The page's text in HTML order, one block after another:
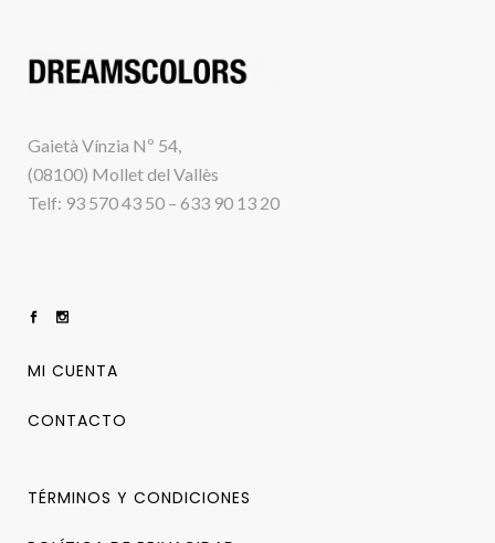
Gaietà Vínzia Nº 54,
(08100) Mollet del Vallès
Telf: 93 570 43 50 – 633 90 13 20
MI CUENTA
CONTACTO
TÉRMINOS Y CONDICIONES